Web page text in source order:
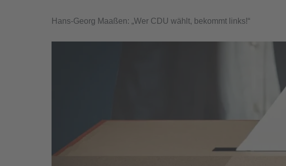
Hans-Georg Maaßen: „Wer CDU wählt, bekommt links!“